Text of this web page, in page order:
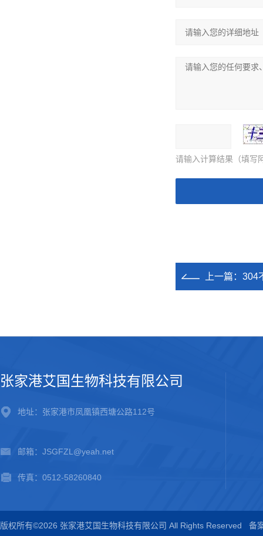
请输入计算结果（填写
上一篇： 304
张家港艾国生物科技有限公司
地址：张家港市凤凰镇西塘公路112号
邮箱：JSGFZL@yeah.net
传真：0512-58260840
版权所有©2026 张家港艾国生物科技有限公司 All Rights Reserved 备